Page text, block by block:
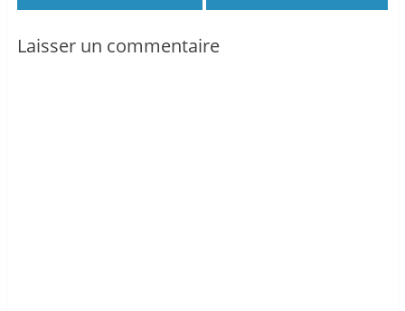
Laisser un commentaire